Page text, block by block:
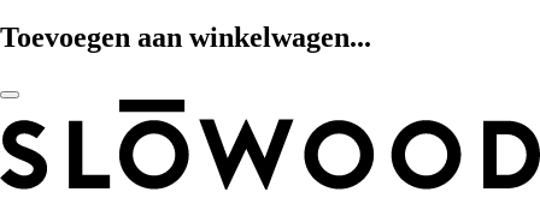
Toevoegen aan winkelwagen...